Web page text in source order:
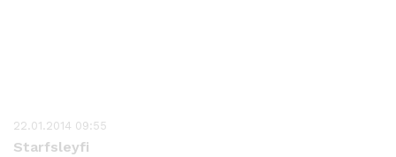
22.01.2014 09:55
Starfsleyfi